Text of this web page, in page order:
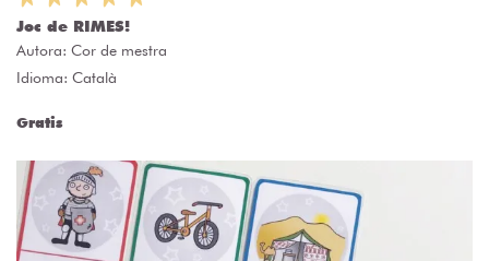
Joc de RIMES!
Autora: Cor de mestra
Idioma: Català
Gratis